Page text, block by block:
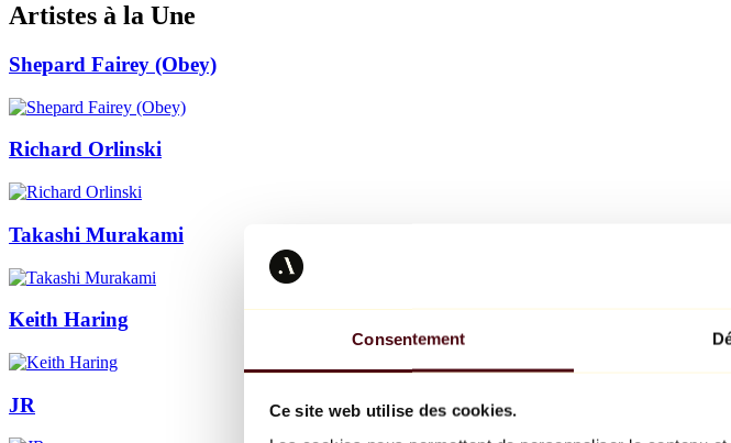
Consentement
Ce site web utilise des cookies.
Artistes à la Une
Shepard Fairey (Obey)
Richard Orlinski
Takashi Murakami
Keith Haring
JR